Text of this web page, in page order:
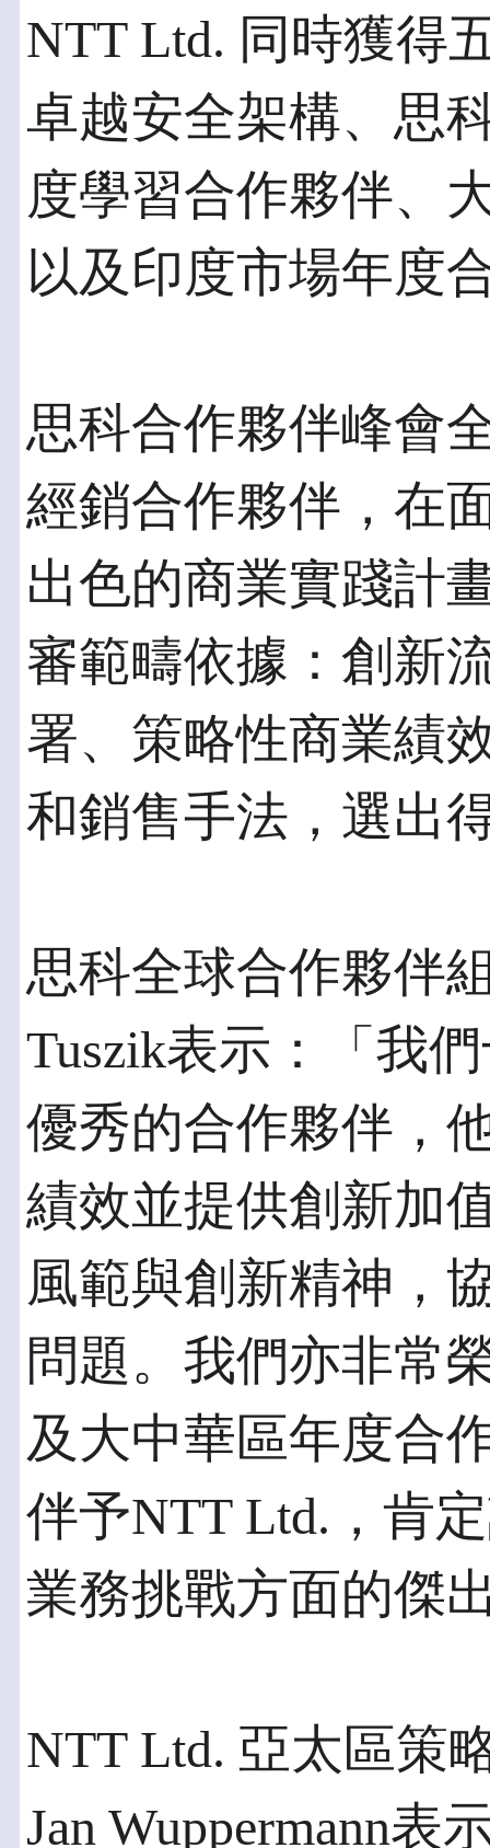
NTT Ltd. 同時獲得
卓越安全架構、思
度學習合作夥伴、
以及印度市場年度
思科合作夥伴峰會
經銷合作夥伴，在
出色的商業實踐計
審範疇依據：創新
署、策略性商業績
和銷售手法，選出
思科全球合作夥伴
Tuszik表示：「我
優秀的合作夥伴，
績效並提供創新加
風範與創新精神，
問題。我們亦非常
及大中華區年度合
伴予NTT Ltd.，肯
業務挑戰方面的傑
NTT Ltd. 亞太區策
Jan Wuppermann表